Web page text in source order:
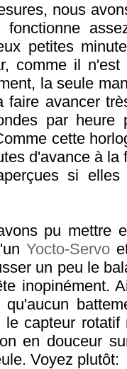
nous
petites
comme il
la seule
avancer
par heure
cette
d'avance à la
si elles
pu mettre
Yocto-Servo
un peu le
inopinément.
capteur
en douceur
Voyez plutôt: